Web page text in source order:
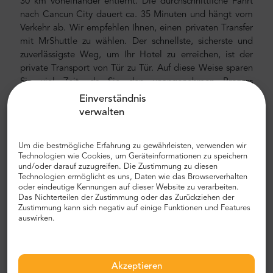
Einverständnis
verwalten
Um die bestmögliche Erfahrung zu gewährleisten, verwenden wir
Technologien wie Cookies, um Geräteinformationen zu speichern
und/oder darauf zuzugreifen. Die Zustimmung zu diesen
Technologien ermöglicht es uns, Daten wie das Browserverhalten
oder eindeutige Kennungen auf dieser Website zu verarbeiten.
Das Nichterteilen der Zustimmung oder das Zurückziehen der
Zustimmung kann sich negativ auf einige Funktionen und Features
auswirken.
Akzeptieren
nach Cancun City dauert ca. 35 Minuten und hängt vom
Verkehr ab. Wir empfehlen Ihnen, einen privaten Transfer
mit MrShuttle zu wählen. Der schnellste, sicherste und
zuverlässigste Weg, um Ihr Hotel zu erreichen, ist der
private Transport von Tür zu Tür. Auf diese Weise sparen
Sie viel Zeit, da Sie den unangenehmen Prozess
überspringen können, Ihre Route herauszufinden, durch
die Stadt zu navigieren und Ihren Weg zu finden.
Auf der Suche nach einem zuverlässigen und
erschwinglichen Flughafentransfer? Reservieren Sie eines
bei Mr.Shuttle, einem Trip-Advisor-Benutzer der Wahl
eines Reisenden. Wir bieten Tür-zu-Tür-Transport in
neuen, modernen, komfortablen, klimatisierten Autos,
Minivans und Minibussen. Unsere Crew besteht aus